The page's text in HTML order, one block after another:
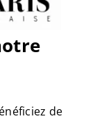
Vk Email
de